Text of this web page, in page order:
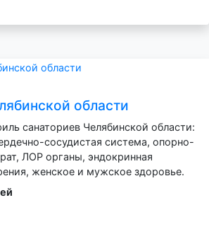
области
санаториев Челябинской области:
сосудистая система, опорно-
ЛОР органы, эндокринная
женское и мужское здоровье.